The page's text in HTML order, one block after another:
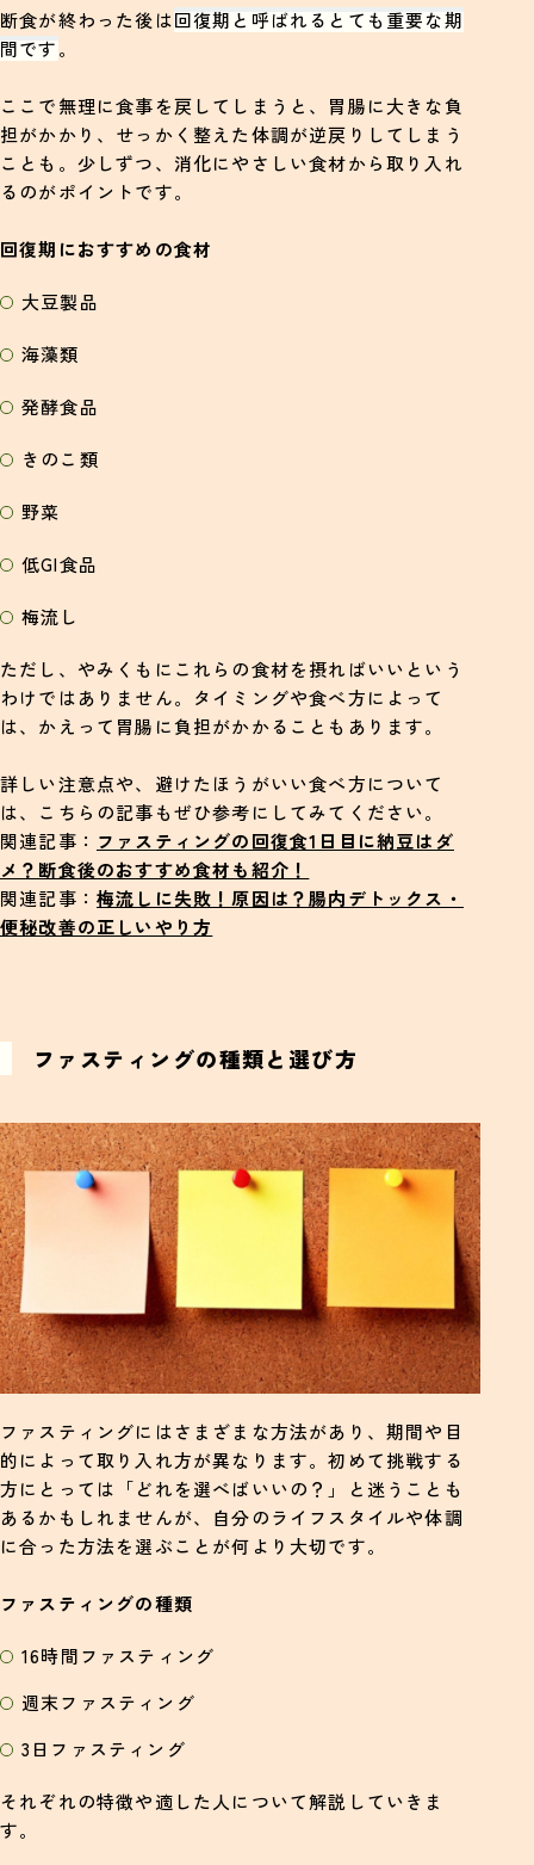
断食が終わった後は回復期と呼ばれるとても重要な期
間です。
ここで無理に食事を戻してしまうと、胃腸に大きな負
担がかかり、せっかく整えた体調が逆戻りしてしまう
ことも。少しずつ、消化にやさしい食材から取り入れ
るのがポイントです。
回復期におすすめの食材
大豆製品
海藻類
発酵食品
きのこ類
野菜
低GI食品
梅流し
ただし、やみくもにこれらの食材を摂ればいいという
わけではありません。タイミングや食べ方によって
は、かえって胃腸に負担がかかることもあります。
詳しい注意点や、避けたほうがいい食べ方について
は、こちらの記事もぜひ参考にしてみてください。
関連記事： ファスティングの回復食1日目に納豆はダ
メ？断食後のおすすめ食材も紹介！
関連記事： 梅流しに失敗！原因は？腸内デトックス・
便秘改善の正しいやり方
ファスティングの種類と選び方
ファスティングにはさまざまな方法があり、期間や目
的によって取り入れ方が異なります。初めて挑戦する
方にとっては「どれを選べばいいの？」と迷うことも
あるかもしれませんが、自分のライフスタイルや体調
に合った方法を選ぶことが何より大切です。
ファスティングの種類
16時間ファスティング
週末ファスティング
3日ファスティング
それぞれの特徴や適した人について解説していきま
す。